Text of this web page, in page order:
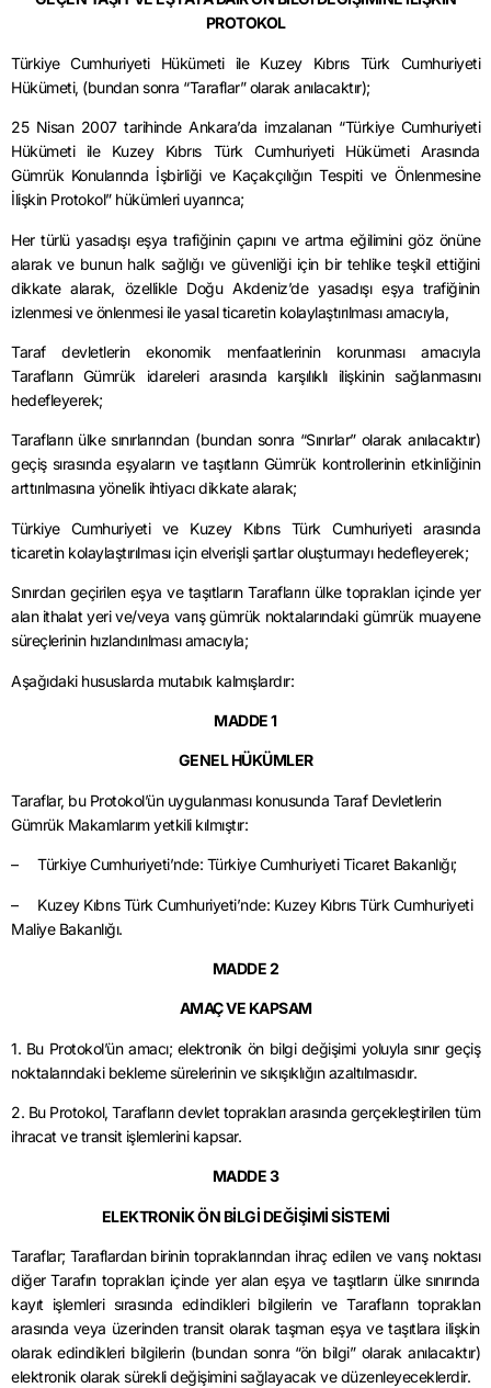
PROTOKOL
Türkiye Cumhuriyeti Hükümeti ile Kuzey Kıbrıs Türk Cumhuriyeti
Hükümeti, (bundan sonra “Taraflar” olarak anılacaktır);
25 Nisan 2007 tarihinde Ankara’da imzalanan “Türkiye Cumhuriyeti
Hükümeti ile Kuzey Kıbrıs Türk Cumhuriyeti Hükümeti Arasında
Gümrük Konularında İşbirliği ve Kaçakçılığın Tespiti ve Önlenmesine
İlişkin Protokol” hükümleri uyarınca;
Her türlü yasadışı eşya trafiğinin çapını ve artma eğilimini göz önüne
alarak ve bunun halk sağlığı ve güvenliği için bir tehlike teşkil ettiğini
dikkate alarak, özellikle Doğu Akdeniz’de yasadışı eşya trafiğinin
izlenmesi ve önlenmesi ile yasal ticaretin kolaylaştırılması amacıyla,
Taraf devletlerin ekonomik menfaatlerinin korunması amacıyla
Tarafların Gümrük idareleri arasında karşılıklı ilişkinin sağlanmasını
hedefleyerek;
Tarafların ülke sınırlarından (bundan sonra “Sınırlar” olarak anılacaktır)
geçiş sırasında eşyaların ve taşıtların Gümrük kontrollerinin etkinliğinin
arttırılmasına yönelik ihtiyacı dikkate alarak;
Türkiye Cumhuriyeti ve Kuzey Kıbrıs Türk Cumhuriyeti arasında
ticaretin kolaylaştırılması için elverişli şartlar oluşturmayı hedefleyerek;
Sınırdan geçirilen eşya ve taşıtların Tarafların ülke topraklan içinde yer
alan ithalat yeri ve/veya varış gümrük noktalarındaki gümrük muayene
süreçlerinin hızlandırılması amacıyla;
Aşağıdaki hususlarda mutabık kalmışlardır:
MADDE 1
GENEL HÜKÜMLER
Taraflar, bu Protokol’ün uygulanması konusunda Taraf Devletlerin
Gümrük Makamlarım yetkili kılmıştır:
– Türkiye Cumhuriyeti’nde: Türkiye Cumhuriyeti Ticaret Bakanlığı;
– Kuzey Kıbrıs Türk Cumhuriyeti’nde: Kuzey Kıbrıs Türk Cumhuriyeti
Maliye Bakanlığı.
MADDE 2
AMAÇ VE KAPSAM
1. Bu Protokol’ün amacı; elektronik ön bilgi değişimi yoluyla sınır geçiş
noktalarındaki bekleme sürelerinin ve sıkışıklığın azaltılmasıdır.
2. Bu Protokol, Tarafların devlet toprakları arasında gerçekleştirilen tüm
ihracat ve transit işlemlerini kapsar.
MADDE 3
ELEKTRONİK ÖN BİLGİ DEĞİŞİMİ SİSTEMİ
Taraflar; Taraflardan birinin topraklarından ihraç edilen ve varış noktası
diğer Tarafın toprakları içinde yer alan eşya ve taşıtların ülke sınırında
kayıt işlemleri sırasında edindikleri bilgilerin ve Tarafların topraklan
arasında veya üzerinden transit olarak taşman eşya ve taşıtlara ilişkin
olarak edindikleri bilgilerin (bundan sonra “ön bilgi” olarak anılacaktır)
elektronik olarak sürekli değişimini sağlayacak ve düzenleyeceklerdir.